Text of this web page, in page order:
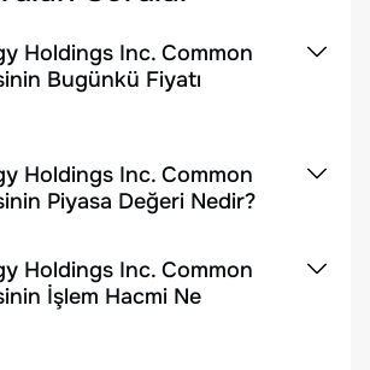
Holdings Inc. Common
Bugünkü Fiyatı
Holdings Inc. Common
Piyasa Değeri Nedir?
Holdings Inc. Common
İşlem Hacmi Ne